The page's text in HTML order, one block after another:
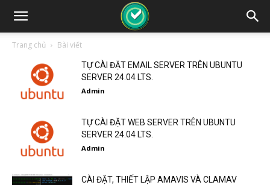
Trang chủ Bài viết
TỰ CÀI ĐẶT EMAIL SERVER TRÊN UBUNTU
SERVER 24.04 LTS.
Admin
TỰ CÀI ĐẶT WEB SERVER TRÊN UBUNTU
SERVER 24.04 LTS.
Admin
CÀI ĐẶT, THIẾT LẬP AMAVIS VÀ CLAMAV